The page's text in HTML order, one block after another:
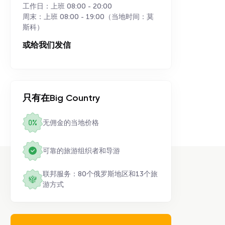
工作日：上班 08:00 - 20:00
周末：上班 08:00 - 19:00（当地时间：莫
斯科）
或给我们发信
只有在Big Country
无佣金的当地价格
可靠的旅游组织者和导游
联邦服务：80个俄罗斯地区和13个旅
游方式